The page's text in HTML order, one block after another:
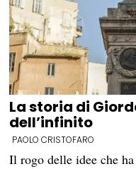
La storia di
dell’infinito
PAOLO CRISTOFARO
Il rogo delle idee che